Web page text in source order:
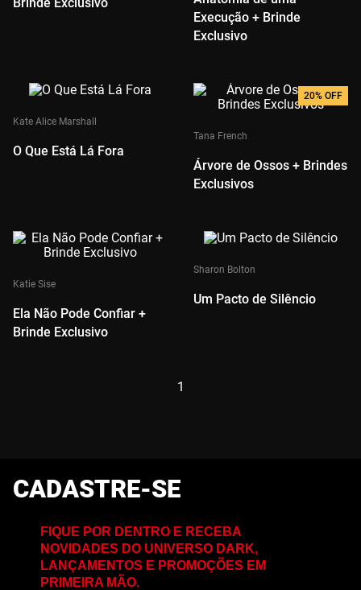
Execução + Brinde
Exclusivo
Kate Alice Marshall
O Que Está Lá Fora
Tana French
Árvore de Ossos + Brindes
Exclusivos
20% OFF
Katie Sise
Ela Não Pode Confiar +
Brinde Exclusivo
Sharon Bolton
Um Pacto de Silêncio
1
CADASTRE-SE
FIQUE POR DENTRO E RECEBA
NOVIDADES DO UNIVERSO DARK,
LANÇAMENTOS E PROMOÇÕES EM
PRIMEIRA MÃO.